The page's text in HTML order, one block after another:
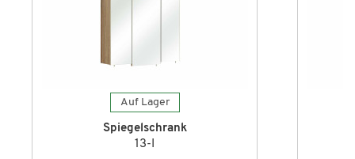
Auf Lager
Spiegelschrank
13-I